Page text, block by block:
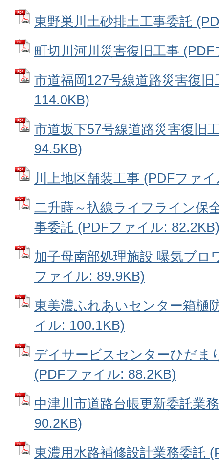
東野巣川土砂排土工事委託
町切川河川災害復旧工事
市道福岡127号線道路災害復
114.0KB)
市道坂下57号線道路災害復旧
94.5KB)
川上地区舗装工事 (PDFファ
二升蒔～扖線ライフライン保
事委託 (PDFファイル: 82.2KB)
加子母南部処理施設 曝気ブロ
ファイル: 89.9KB)
東美濃ふれあいセンター箱樋
イル: 100.1KB)
デイサービスセンターひだま
(PDFファイル: 88.2KB)
中津川市道路台帳更新委託業
90.2KB)
東濃用水路補修設計業務委託